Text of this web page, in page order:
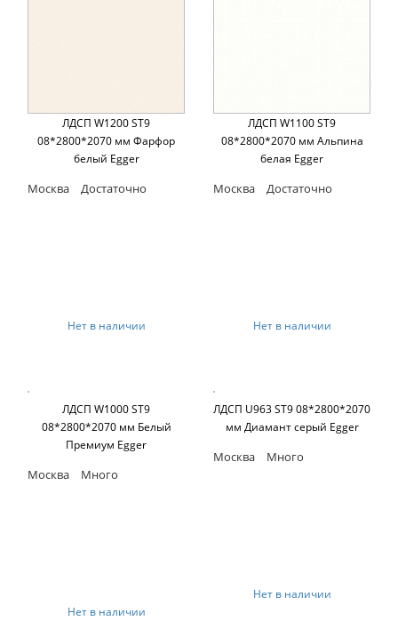
ЛДСП W1200 ST9
08*2800*2070 мм Фарфор
белый Egger
Москва Достаточно
Нет в наличии
ЛДСП W1100 ST9
08*2800*2070 мм Альпина
белая Egger
Москва Достаточно
Нет в наличии
ЛДСП W1000 ST9
08*2800*2070 мм Белый
Премиум Egger
Москва Много
Нет в наличии
ЛДСП U963 ST9 08*2800*2070
мм Диамант серый Egger
Москва Много
Нет в наличии